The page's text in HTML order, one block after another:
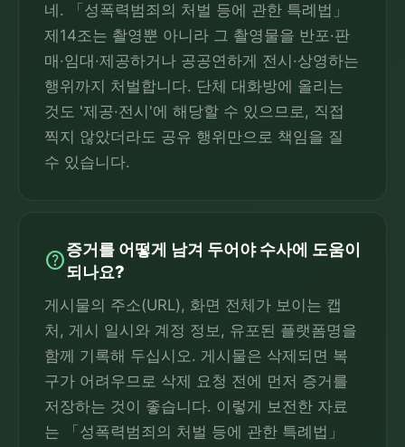
네. 「성폭력범죄의 처벌 등에 관한 특례법」
제14조는 촬영뿐 아니라 그 촬영물을 반포·판
매·임대·제공하거나 공공연하게 전시·상영하는
행위까지 처벌합니다. 단체 대화방에 올리는
것도 '제공·전시'에 해당할 수 있으므로, 직접
찍지 않았더라도 공유 행위만으로 책임을 질
수 있습니다.
help증거를 어떻게 남겨 두어야 수사에 도움이
되나요?
게시물의 주소(URL), 화면 전체가 보이는 캡
처, 게시 일시와 계정 정보, 유포된 플랫폼명을
함께 기록해 두십시오. 게시물은 삭제되면 복
구가 어려우므로 삭제 요청 전에 먼저 증거를
저장하는 것이 좋습니다. 이렇게 보전한 자료
는 「성폭력범죄의 처벌 등에 관한 특례법」